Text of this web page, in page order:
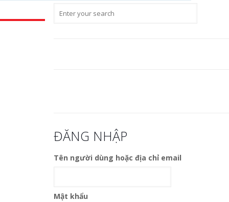
ĐĂNG NHẬP
Tên người dùng hoặc địa chỉ email
Mật khẩu